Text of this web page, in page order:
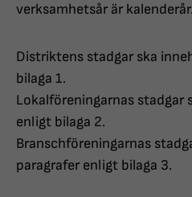
verksamhetsår är kalenderår.
Distriktens stadgar ska
bilaga 1.
Lokalföreningarnas stadgar
enligt bilaga 2.
Branschföreningarnas
paragrafer enligt bilaga 3.